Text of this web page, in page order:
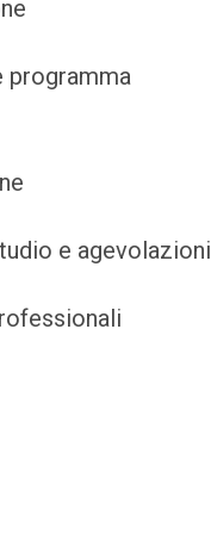
programma
e agevolazioni